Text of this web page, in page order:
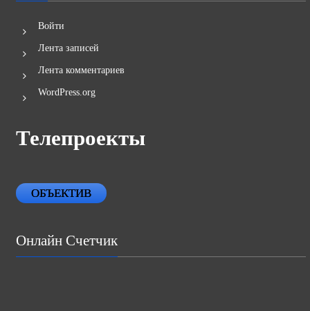
Войти
Лента записей
Лента комментариев
WordPress.org
Телепроекты
ОБЪЕКТИВ
Онлайн Счетчик